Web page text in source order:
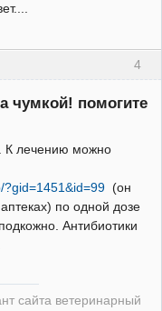
4
чумкой! помогите
К лечению можно
?gid=1451&id=99 (он
по одной дозе
Антибиотики
сайта ветеринарный